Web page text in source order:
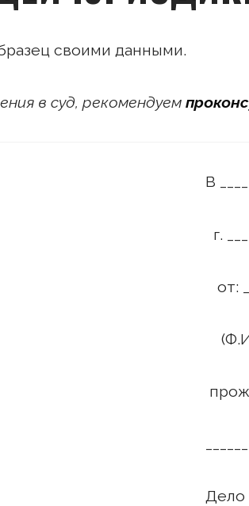
своими данными.
в суд, рекомендуем
по